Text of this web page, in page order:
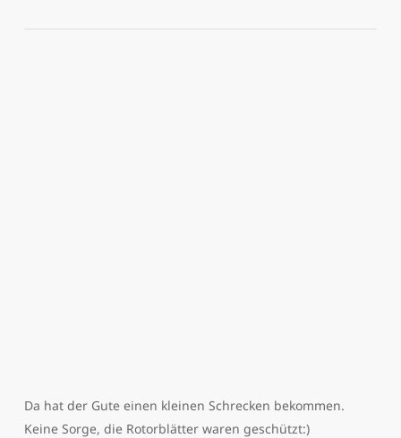
Da hat der Gute einen kleinen Schrecken bekommen.
Keine Sorge, die Rotorblätter waren geschützt:)